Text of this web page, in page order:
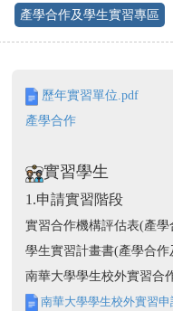
產學合作及學生實習專區
歷年實習單位.pdf
產學合作
實習學生
1.申請實習階段
實習合作機構評估表(產學
學生實習計畫書(產學合
南華大學學生校外實習合
南華大學學生校外實習